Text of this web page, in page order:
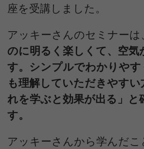
座を受講しました。
アッキーさんのセミナーは、
のに明るく楽しくて、空気
す。 シンプルでわかりや
も理解していただきやすい
れを学ぶと効果が出る」と
す。
アッキーさんから学んだ